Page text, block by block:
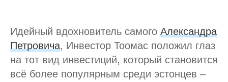
Идейный вдохновитель самого Александра
Петровича, Инвестор Тоомас положил глаз
на тот вид инвестиций, который становится
всё более популярным среди эстонцев –